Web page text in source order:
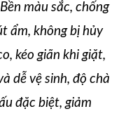
Bền màu sắc, chống
ẩm, không bị hủy
kéo giãn khi giặt,
dễ vệ sinh, độ chà
đặc biệt, giảm